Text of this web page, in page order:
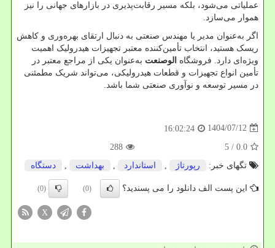
عملیاتی می‌شود، بلکه مسیر رقابت‌پذیری در بازارهای جهانی را نیز
هموار می‌سازد.
اگر به‌عنوان مدیر یا مهندس صنعتی به دنبال ارتقای بهره‌وری و کاهش
ریسک هستید، انتخاب تأمین‌کننده معتبر تجهیزات هیدرولیک اهمیت
ویژه‌ای دارد. فروشگاه الوصنعت به‌عنوان یکی از مراجع معتبر در
تأمین انواع تجهیزات و قطعات هیدرولیکی، می‌تواند شریک مطمئنی
در مسیر توسعه و نوآوری صنعتی شما باشد.
1404/07/12
16:02:24
0.0
/ 5
288
تگهای خبر:
رپورتاژ استاندارد بهداشت دستگاه
این پست الف دانلود را می پسندید؟ (0)
(0)
X